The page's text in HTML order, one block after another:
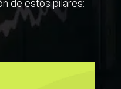
de estos pilares: